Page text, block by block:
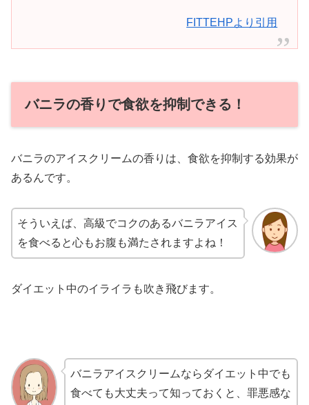
FITTEHPより引用
バニラの香りで食欲を抑制できる！
バニラのアイスクリームの香りは、食欲を抑制する効果が
あるんです。
そういえば、高級でコクのあるバニラアイス
を食べると心もお腹も満たされますよね！
ダイエット中のイライラも吹き飛びます。
バニラアイスクリームならダイエット中でも
食べても大丈夫って知っておくと、罪悪感な